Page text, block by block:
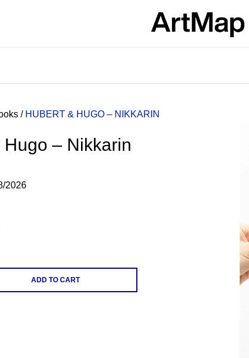
/ HUBERT & HUGO –⁠ NIKKARIN
Hugo –⁠ Nikkarin
2026
ADD TO CART
200 Kč